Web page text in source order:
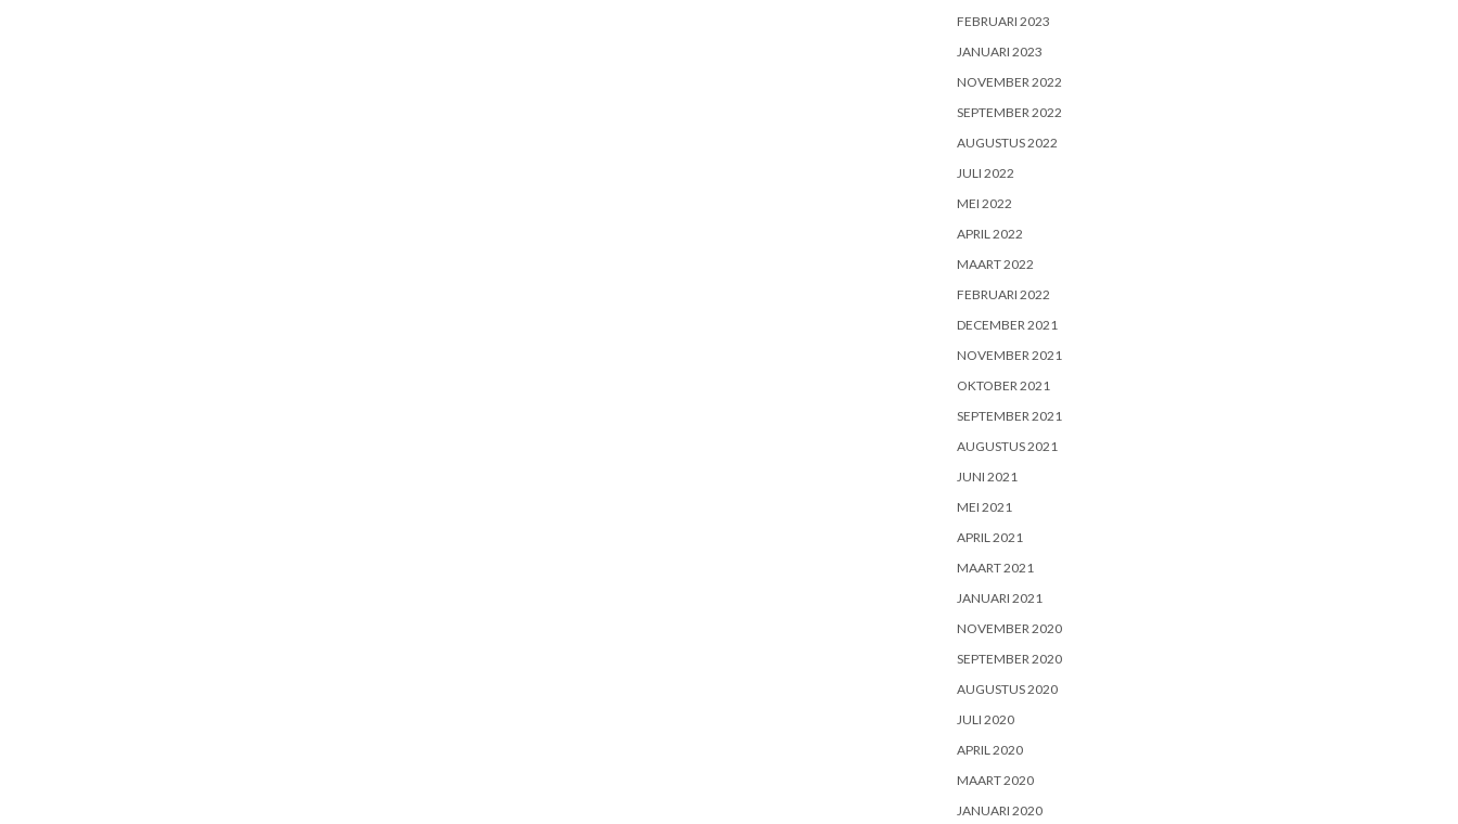
FEBRUARI 2023
JANUARI 2023
NOVEMBER 2022
SEPTEMBER 2022
AUGUSTUS 2022
JULI 2022
MEI 2022
APRIL 2022
MAART 2022
FEBRUARI 2022
DECEMBER 2021
NOVEMBER 2021
OKTOBER 2021
SEPTEMBER 2021
AUGUSTUS 2021
JUNI 2021
MEI 2021
APRIL 2021
MAART 2021
JANUARI 2021
NOVEMBER 2020
SEPTEMBER 2020
AUGUSTUS 2020
JULI 2020
APRIL 2020
MAART 2020
JANUARI 2020